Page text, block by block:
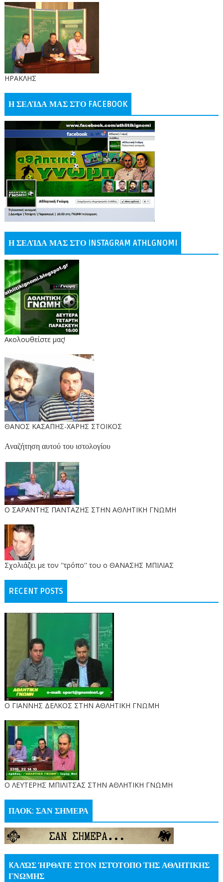
ΗΡΑΚΛΗΣ
Η ΣΕΛΊΔΑ ΜΑΣ ΣΤΟ FACEBOOK
Η ΣΕΛΊΔΑ ΜΑΣ ΣΤΟ INSTAGRAM ATHLGNOMI
Ακολουθείστε μας!
ΘΑΝΟΣ ΚΑΣΑΠΗΣ-ΧΑΡΗΣ ΣΤΟΙΚΟΣ
Αναζήτηση αυτού του ιστολογίου
O ΣΑΡΑΝΤΗΣ ΠΑΝΤΑΖΗΣ ΣΤΗΝ ΑΘΛΗΤΙΚΗ ΓΝΩΜΗ
Σχολιάζει με τον ''τρόπο'' του ο ΘΑΝΑΣΗΣ ΜΠΙΛΙΑΣ
RECENT POSTS
Ο ΓΙΑΝΝΗΣ ΔΕΛΚΟΣ ΣΤΗΝ ΑΘΛΗΤΙΚΗ ΓΝΩΜΗ
O ΛΕΥΤΕΡΗΣ ΜΠΙΛΙΤΣΑΣ ΣΤΗΝ ΑΘΛΗΤΙΚΗ ΓΝΩΜΗ
ΠΑΟΚ: ΣΑΝ ΣΗΜΕΡΑ
KΑΛΏΣ ΉΡΘΑΤΕ ΣΤΟΝ ΙΣΤΌΤΟΠΟ ΤΗΣ ΑΘΛΗΤΙΚΗΣ
ΓΝΩΜΗΣ